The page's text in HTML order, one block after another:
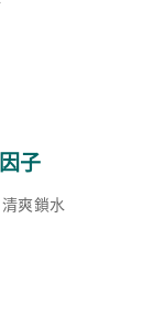
子
爽鎖水